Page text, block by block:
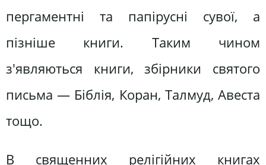
пергаментні та папірусні сувої, а
пізніше книги. Таким чином
з'являються книги, збірники святого
письма — Біблія, Коран, Талмуд, Авеста
тощо.
В священних релігійних книгах